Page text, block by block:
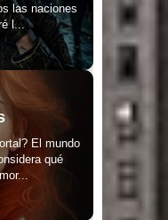
las naciones
l...
El mundo
qué